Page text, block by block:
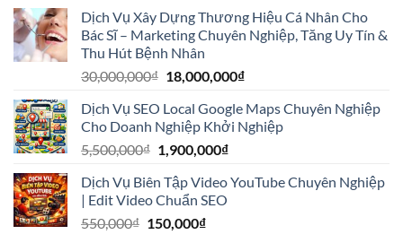
là:
15,000,000₫.
tại
là:
Dịch Vụ Xây Dựng Thương Hiệu Cá Nhân Cho
Bác Sĩ – Marketing Chuyên Nghiệp, Tăng Uy Tín &
Thu Hút Bệnh Nhân
30,000,000₫ Giá
là:
30,000,000₫.
18,000,000₫Giá
tại
là:
Dịch Vụ SEO Local Google Maps Chuyên Nghiệp
Cho Doanh Nghiệp Khởi Nghiệp
5,500,000₫ Giá
là:
5,500,000₫.
1,900,000₫Giá
tại
Dịch Vụ Biên Tập Video YouTube Chuyên Nghiệp
| Edit Video Chuẩn SEO
550,000₫ Giá
150,000₫Giá